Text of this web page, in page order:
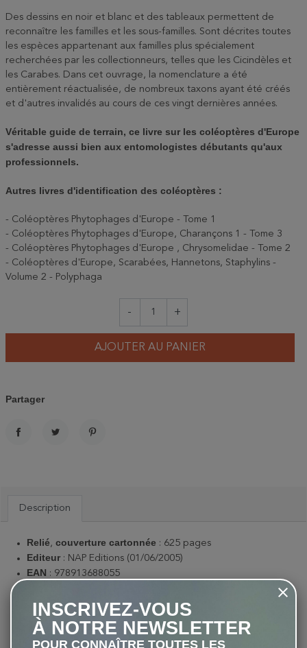
Des dessins en noir et blanc et des tableaux permettent de
reconnaître les familles et les sous-familles. Sont décrites toutes
les espèces appartenant aux familles plus spécialement
recherchées par les collectionneurs, telles que les Cicindèles et
les Carabes. Dans cet ouvrage, la nomenclature a été
entièrement réactualisée, de nombreux taxons ayant été créés
et d'autres invalidés au cours de ces vingt dernières années.
Véritable guide de terrain, ce livre sur les coléoptères d'Europe
s'adresse aussi bien aux entomologistes débutants qu'aux
professionnels.
Autres livres d'identification des coléoptères :
- Coléoptères Phytophages d'Europe - Tome 1
- Coléoptères Phytophages d'Europe, Charançons 1 - Tome 3
- Coléoptères Phytophages d'Europe , Chrysomelidae - Tome 2
- Coléoptères d'Europe, Scarabées, Hannetons, Staphylins -
Volume 2 - Polyphaga
- +
AJOUTER AU PANIER
Partager
Description
Relié , couverture cartonnée : 625 pages
Editeur : NAP Editions (01/06/2005)
EAN : 978913688055
Poids: 0,660Kg
Textes et illustrations : Gaëtan du CHATENET
INSCRIVEZ-VOUS
À NOTRE NEWSLETTER
POUR CONNAÎTRE TOUTES LES